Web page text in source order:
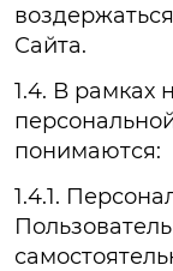
Сайта.
1.4. В рамках
понимаются:
1.4.1.